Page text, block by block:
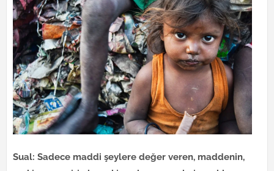
Sual: Sadece maddi şeylere değer veren, maddenin,